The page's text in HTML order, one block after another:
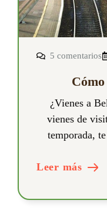
5 comentarios
¿Vienes a
vienes de
temporada,
Leer más